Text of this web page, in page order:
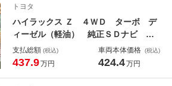
トハイビーム
トヨタ
ハイラックス Ｚ ４ＷＤ ターボ デ
ィーゼル（軽油） 純正ＳＤナビ バ
ックカメラ 衝突被害軽減システム
レーダークルーズ 禁煙車 ドラレ
支払総額 (税込)
437.9万円
車両本体価格 (税込)
424.4万円